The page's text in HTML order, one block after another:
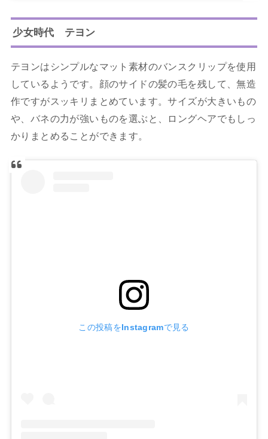
少女時代 テヨン
テヨンはシンプルなマット素材のバンスクリップを使用
しているようです。顔のサイドの髪の毛を残して、無造
作ですがスッキリまとめています。サイズが大きいもの
や、バネの力が強いものを選ぶと、ロングヘアでもしっ
かりまとめることができます。
この投稿をInstagramで見る